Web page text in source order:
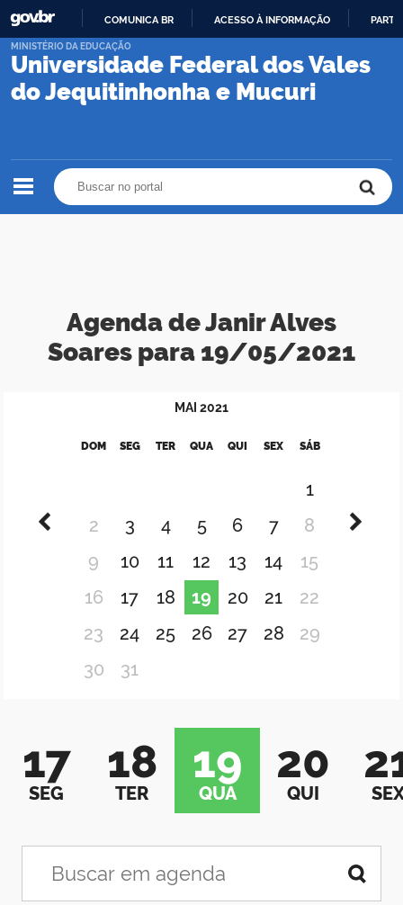
PARA
CONTEÚDO
COMUNICA BR ACESSO À INFORMAÇÃO
Universidade Federal dos Vales
do Jequitinhonha e Mucuri
MINISTÉRIO DA EDUCAÇÃO
Agenda de Janir Alves
Soares para 19/05/2021
MAI 2021
DOM SEG TER QUA QUI SEX SÁB
1
2
3 4 5 6 7
8
9
10 11 12 13 14
15
16
17 18 19 20 21
22
23
24 25 26 27 28
29
30
31
17
SEG
18
TER
19
QUA
20
QUI